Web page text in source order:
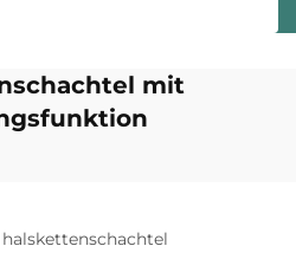
mit
halskettenschachtel